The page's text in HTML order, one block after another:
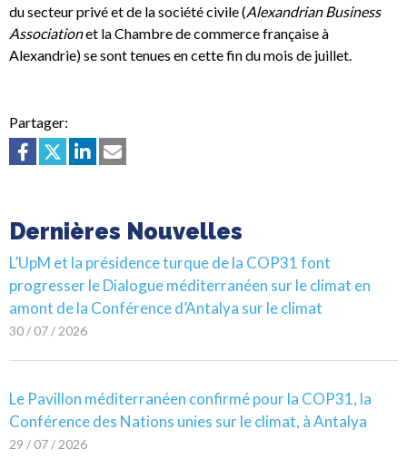
du secteur privé et de la société civile (Alexandrian Business
Associationet la Chambre de commerce française à
Alexandrie) se sont tenues en cette fin du mois de juillet.
Partager:
Dernières Nouvelles
L’UpM et la présidence turque de la COP31 font
progresser le Dialogue méditerranéen sur le climat en
amont de la Conférence d’Antalya sur le climat
30 / 07 / 2026
Le Pavillon méditerranéen confirmé pour la COP31, la
Conférence des Nations unies sur le climat, à Antalya
29 / 07 / 2026